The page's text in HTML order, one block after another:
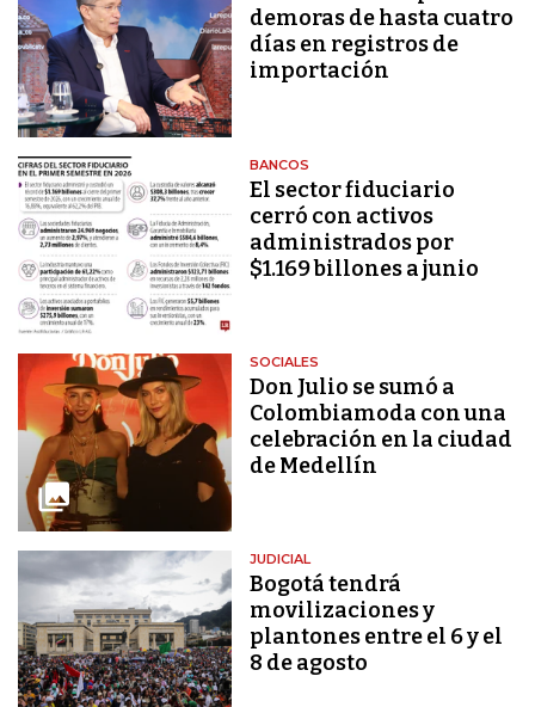
demoras de hasta cuatro
días en registros de
importación
BANCOS
El sector fiduciario
cerró con activos
administrados por
$1.169 billones a junio
SOCIALES
Don Julio se sumó a
Colombiamoda con una
celebración en la ciudad
de Medellín
JUDICIAL
Bogotá tendrá
movilizaciones y
plantones entre el 6 y el
8 de agosto